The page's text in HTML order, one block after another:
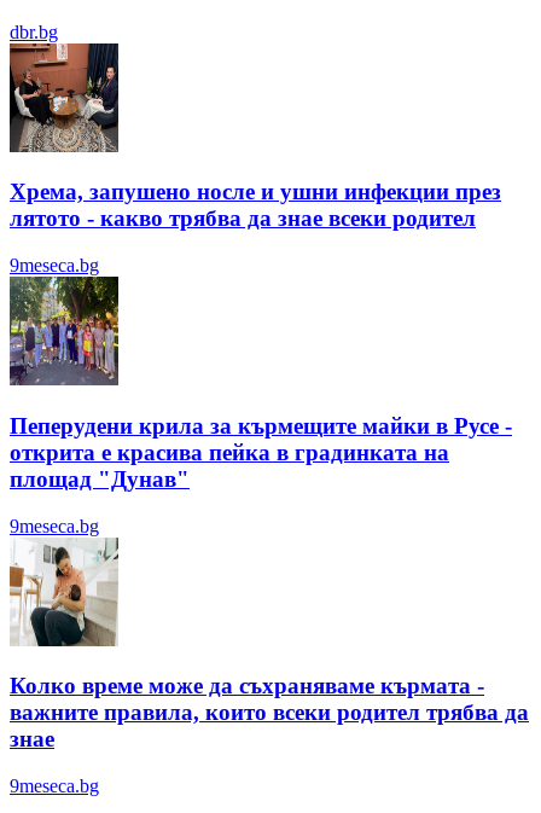
dbr.bg
Хрема, запушено носле и ушни инфекции през
лятотo - какво трябва да знае всеки родител
9meseca.bg
Пеперудени крила за кърмещите майки в Русе -
открита е красива пейка в градинката на
площад "Дунав"
9meseca.bg
Колко време може да съхраняваме кърмата -
важните правила, които всеки родител трябва да
знае
9meseca.bg